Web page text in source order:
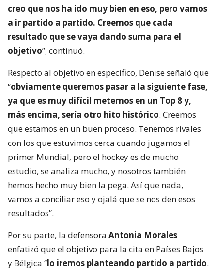
creo que nos ha ido muy bien en eso, pero vamos
a ir partido a partido. Creemos que cada
resultado que se vaya dando suma para el
objetivo”, continuó.
Respecto al objetivo en específico, Denise señaló que
“obviamente queremos pasar a la siguiente fase,
ya que es muy difícil meternos en un Top 8 y,
más encima, sería otro hito histórico. Creemos
que estamos en un buen proceso. Tenemos rivales
con los que estuvimos cerca cuando jugamos el
primer Mundial, pero el hockey es de mucho
estudio, se analiza mucho, y nosotros también
hemos hecho muy bien la pega. Así que nada,
vamos a conciliar eso y ojalá que se nos den esos
resultados”.
Por su parte, la defensora Antonia Morales
enfatizó que el objetivo para la cita en Países Bajos
y Bélgica “lo iremos planteando partido a partido.